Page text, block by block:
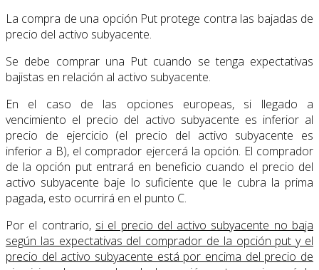
La compra de una opción Put protege contra las bajadas de
precio del activo subyacente.
Se debe comprar una Put cuando se tenga expectativas
bajistas en relación al activo subyacente.
En el caso de las opciones europeas, si llegado a
vencimiento el precio del activo subyacente es inferior al
precio de ejercicio (el precio del activo subyacente es
inferior a B), el comprador ejercerá la opción. El comprador
de la opción put entrará en beneficio cuando el precio del
activo subyacente baje lo suficiente que le cubra la prima
pagada, esto ocurrirá en el punto C.
Por el contrario, si el precio del activo subyacente no baja
según las expectativas del comprador de la opción put y el
precio del activo subyacente está por encima del precio de